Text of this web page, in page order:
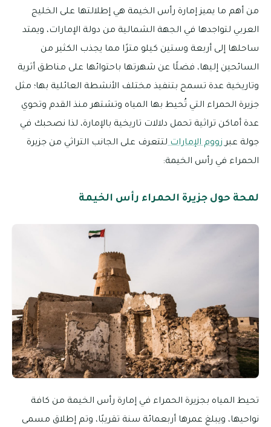
من أهم ما يميز إمارة رأس الخيمة هي إطلالتها على الخليج
العربي لتواجدها في الجهة الشمالية من دولة الإمارات، ويمتد
ساحلها إلى أربعة وستين كيلو مترًا مما يجذب الكثير من
السائحين إليها، فضلًا عن شهرتها باحتوائها على مناطق أثرية
وتاريخية عدة تسمح بتنفيذ مختلف الأنشطة العائلية بها؛ مثل
جزيرة الحمراء التي تُحيط بها المياه وتشتهر منذ القدم وتحوي
عدة أماكن تراثية تحمل دلالات تاريخية بالإمارة، لذا نصحبك في
جولة عبرزووم الإماراتلتتعرف على الجانب التراثي من جزيرة
الحمراء في رأس الخيمة:
لمحة حول جزيرة الحمراء رأس الخيمة
تحيط المياه بجزيرة الحمراء في إمارة رأس الخيمة من كافة
نواحيها، ويبلغ عمرها أربعمائة سنة تقريبًا، وتم إطلاق مسمى